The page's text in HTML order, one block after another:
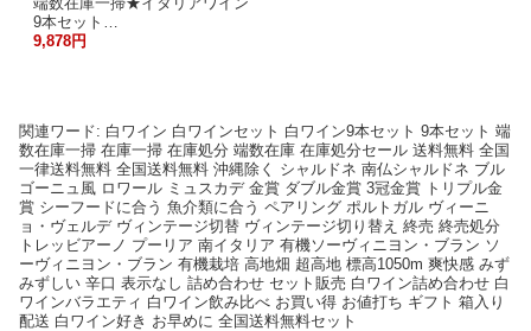
9本セット…
9,878円
関連ワード: 白ワイン 白ワインセット 白ワイン9本セット 9本セット 端
数在庫一掃 在庫一掃 在庫処分 端数在庫 在庫処分セール 送料無料 全国
一律送料無料 全国送料無料 沖縄除く シャルドネ 南仏シャルドネ ブル
ゴーニュ風 ロワール ミュスカデ 金賞 ダブル金賞 3冠金賞 トリプル金
賞 シーフードに合う 魚介類に合う ペアリング ポルトガル ヴィーニ
ョ・ヴェルデ ヴィンテージ切替 ヴィンテージ切り替え 終売 終売処分
トレッビアーノ プーリア 南イタリア 有機ソーヴィニヨン・ブラン ソ
ーヴィニヨン・ブラン 有機栽培 高地畑 超高地 標高1050m 爽快感 みず
みずしい 辛口 表示なし 詰め合わせ セット販売 白ワイン詰め合わせ 白
ワインバラエティ 白ワイン飲み比べ お買い得 お値打ち ギフト 箱入り
配送 白ワイン好き お早めに 全国送料無料セット